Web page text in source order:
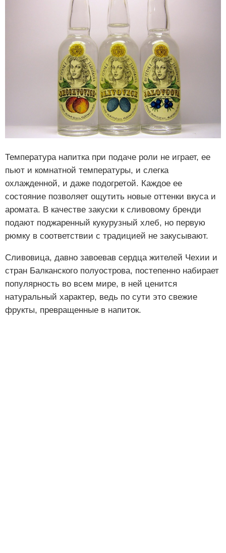
Температура напитка при подаче роли не играет, ее
пьют и комнатной температуры, и слегка
охлажденной, и даже подогретой. Каждое ее
состояние позволяет ощутить новые оттенки вкуса и
аромата. В качестве закуски к сливовому бренди
подают поджаренный кукурузный хлеб, но первую
рюмку в соответствии с традицией не закусывают.
Сливовица, давно завоевав сердца жителей Чехии и
стран Балканского полуострова, постепенно набирает
популярность во всем мире, в ней ценится
натуральный характер, ведь по сути это свежие
фрукты, превращенные в напиток.